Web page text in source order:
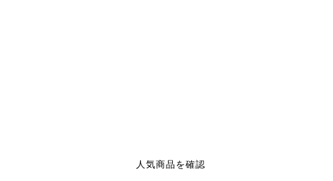
人気商品を確認